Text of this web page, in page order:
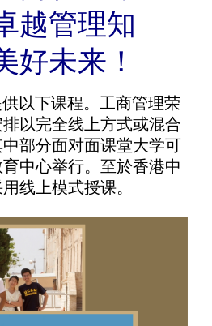
越管理知
好未来！
以下课程。工商管理荣
以完全线上方式或混合
部分面对面课堂大学可
中心举行。至於香港中
线上模式授课。